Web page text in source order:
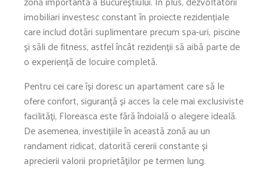
imobiliari investesc constant în proiecte rezidențiale
care includ dotări suplimentare precum spa-uri, piscine
și săli de fitness, astfel încât rezidenții să aibă parte de
o experiență de locuire completă.
Pentru cei care își doresc un apartament care să le
ofere confort, siguranță și acces la cele mai exclusiviste
facilități, Floreasca este fără îndoială o alegere ideală.
De asemenea, investițiile în această zonă au un
randament ridicat, datorită cererii constante și
aprecierii valorii proprietăților pe termen lung.